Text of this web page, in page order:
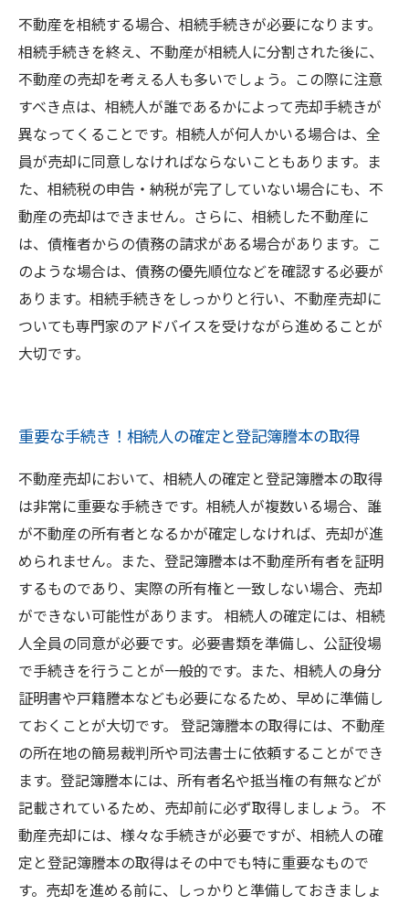
不動産を相続する場合、相続手続きが必要になります。
相続手続きを終え、不動産が相続人に分割された後に、
不動産の売却を考える人も多いでしょう。この際に注意
すべき点は、相続人が誰であるかによって売却手続きが
異なってくることです。相続人が何人かいる場合は、全
員が売却に同意しなければならないこともあります。ま
た、相続税の申告・納税が完了していない場合にも、不
動産の売却はできません。さらに、相続した不動産に
は、債権者からの債務の請求がある場合があります。こ
のような場合は、債務の優先順位などを確認する必要が
あります。相続手続きをしっかりと行い、不動産売却に
ついても専門家のアドバイスを受けながら進めることが
大切です。
重要な手続き！相続人の確定と登記簿謄本の取得
不動産売却において、相続人の確定と登記簿謄本の取得
は非常に重要な手続きです。相続人が複数いる場合、誰
が不動産の所有者となるかが確定しなければ、売却が進
められません。また、登記簿謄本は不動産所有者を証明
するものであり、実際の所有権と一致しない場合、売却
ができない可能性があります。 相続人の確定には、相続
人全員の同意が必要です。必要書類を準備し、公証役場
で手続きを行うことが一般的です。また、相続人の身分
証明書や戸籍謄本なども必要になるため、早めに準備し
ておくことが大切です。 登記簿謄本の取得には、不動産
の所在地の簡易裁判所や司法書士に依頼することができ
ます。登記簿謄本には、所有者名や抵当権の有無などが
記載されているため、売却前に必ず取得しましょう。 不
動産売却には、様々な手続きが必要ですが、相続人の確
定と登記簿謄本の取得はその中でも特に重要なもので
す。売却を進める前に、しっかりと準備しておきましょ